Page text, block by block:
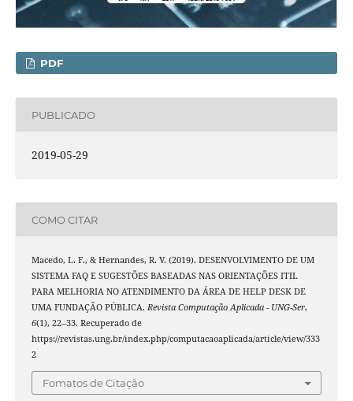
PDF
PUBLICADO
2019-05-29
COMO CITAR
Macedo, L. F., & Hernandes, R. V. (2019). DESENVOLVIMENTO DE UM
SISTEMA FAQ E SUGESTÕES BASEADAS NAS ORIENTAÇÕES ITIL
PARA MELHORIA NO ATENDIMENTO DA ÁREA DE HELP DESK DE
UMA FUNDAÇÃO PÚBLICA. Revista Computação Aplicada - UNG-Ser,
6(1), 22–33. Recuperado de
https://revistas.ung.br/index.php/computacaoaplicada/article/view/333
2
Fomatos de Citação